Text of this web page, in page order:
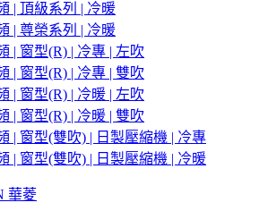
| 頂級系列 | 冷暖
| 尊榮系列 | 冷暖
| 窗型(R) | 冷專 | 左吹
| 窗型(R) | 冷專 | 雙吹
| 窗型(R) | 冷暖 | 左吹
| 窗型(R) | 冷暖 | 雙吹
| 窗型(雙吹) | 日製壓縮機 | 冷專
| 窗型(雙吹) | 日製壓縮機 | 冷暖
華菱